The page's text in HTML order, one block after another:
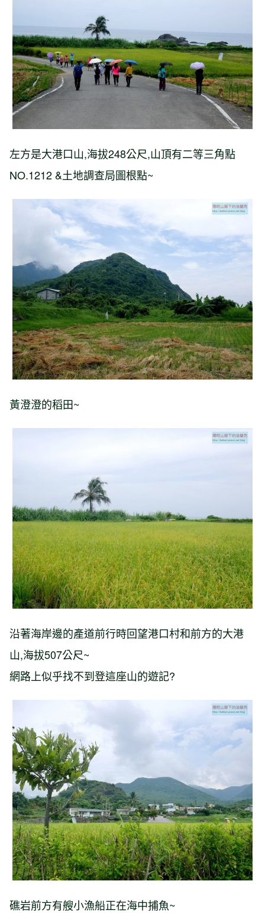
左方是大港口山,海拔248公尺,山頂有二等三角點
NO.1212 &土地調查局圖根點~
黃澄澄的稻田~
沿著海岸邊的產道前行時回望港口村和前方的大港
山,海拔507公尺~
網路上似乎找不到登這座山的遊記?
礁岩前方有艘小漁船正在海中捕魚~